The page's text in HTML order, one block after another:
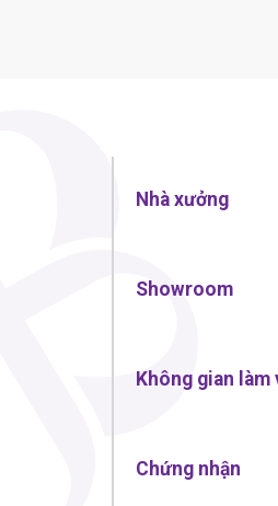
Nhà xưởng
Showroom
Không gian làm
Chứng nhận